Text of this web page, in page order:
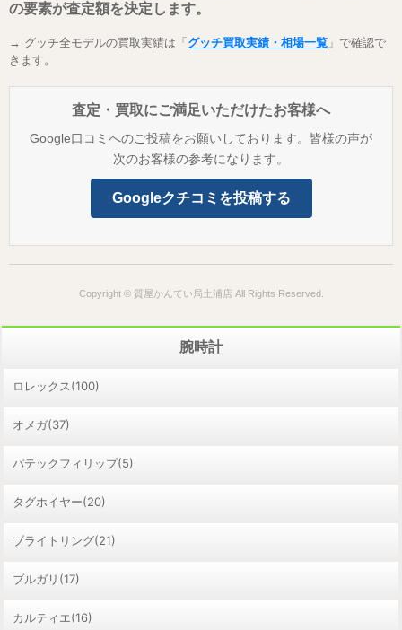
の要素が査定額を決定します。
→ グッチ全モデルの買取実績は「 グッチ買取実績・相場一覧 」で確認で
きます。
査定・買取にご満足いただけたお客様へ
Google口コミへのご投稿をお願いしております。皆様の声が
次のお客様の参考になります。
Googleクチコミを投稿する
Copyright © 質屋かんてい局土浦店 All Rights Reserved.
腕時計
ロレックス(100)
オメガ(37)
パテックフィリップ(5)
タグホイヤー(20)
ブライトリング(21)
ブルガリ(17)
カルティエ(16)